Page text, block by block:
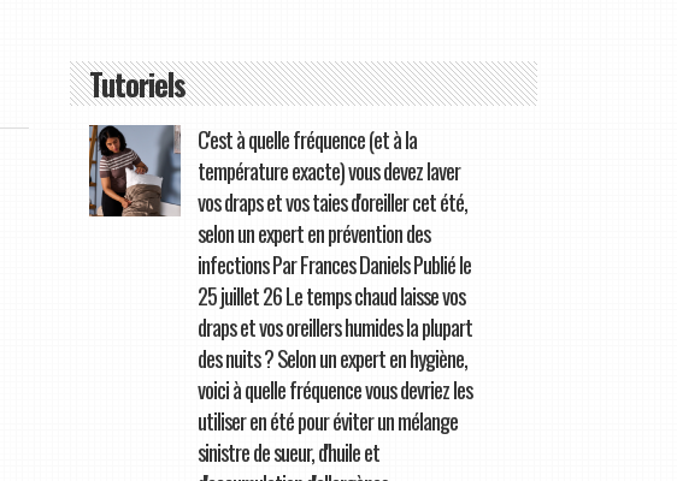
Tutoriels
C'est à quelle fréquence (et à la
température exacte) vous devez laver
vos draps et vos taies d'oreiller cet été,
selon un expert en prévention des
infections Par Frances Daniels Publié le
25 juillet 26 Le temps chaud laisse vos
draps et vos oreillers humides la plupart
des nuits ? Selon un expert en hygiène,
voici à quelle fréquence vous devriez les
utiliser en été pour éviter un mélange
sinistre de sueur, d'huile et